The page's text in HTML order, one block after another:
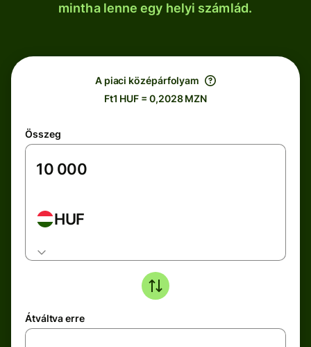
mintha lenne egy helyi számlád.
A piaci középárfolyam
Ft1 HUF = 0,2028 MZN
Összeg
HUF
Átváltva erre